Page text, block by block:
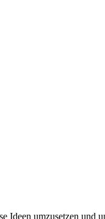
umzusetzen und